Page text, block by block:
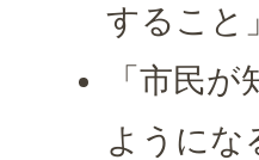
すること
「市民
ようにな